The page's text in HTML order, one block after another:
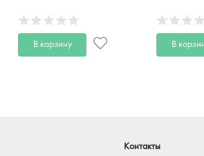
В корзину В
Контакты